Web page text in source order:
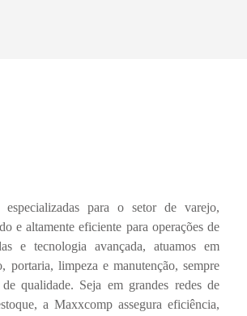
para o setor de varejo,
e altamente eficiente para operações de
e tecnologia avançada, atuamos em
portaria, limpeza e manutenção, sempre
qualidade. Seja em grandes redes de
a Maxxcomp assegura eficiência,